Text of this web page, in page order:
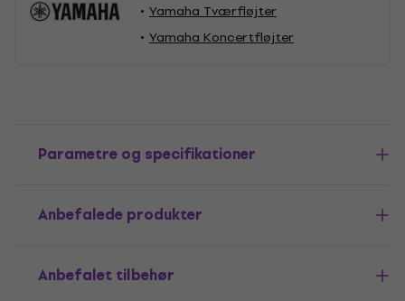
Yamaha Tværfløjter
Yamaha Koncertfløjter
Parametre og specifikationer
Anbefalede produkter
Anbefalet tilbehør